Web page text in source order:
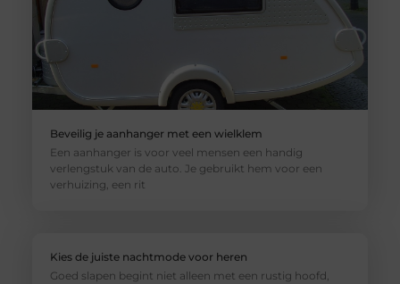
Beveilig je aanhanger met een wielklem
Een aanhanger is voor veel mensen een handig
verlengstuk van de auto. Je gebruikt hem voor een
verhuizing, een rit
Kies de juiste nachtmode voor heren
Goed slapen begint niet alleen met een rustig hoofd,